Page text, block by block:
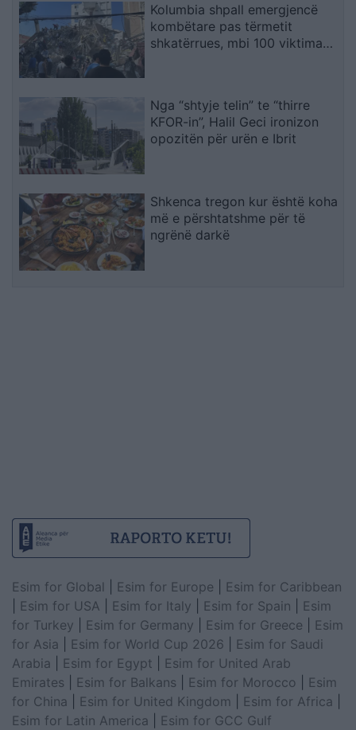
Kolumbia shpall emergjencë
kombëtare pas tërmetit
shkatërrues, mbi 100 viktima
Nga “shtyje telin” te “thirre
KFOR-in”, Halil Geci ironizon
opozitën për urën e Ibrit
Shkenca tregon kur është koha
më e përshtatshme për të
ngrënë darkë
Esim for Global Esim for Europe
Esim for Caribbean
Esim for USA Esim for Italy Esim for Spain
Esim
for Turkey
Esim for Germany Esim for Greece
Esim
for Asia
Esim for World Cup 2026
Esim for Saudi
Arabia
Esim for Egypt
Esim for United Arab
Emirates
Esim for Balkans Esim for Morocco
Esim
for China
Esim for United Kingdom Esim for Africa
Esim for Latin America
Esim for GCC Gulf